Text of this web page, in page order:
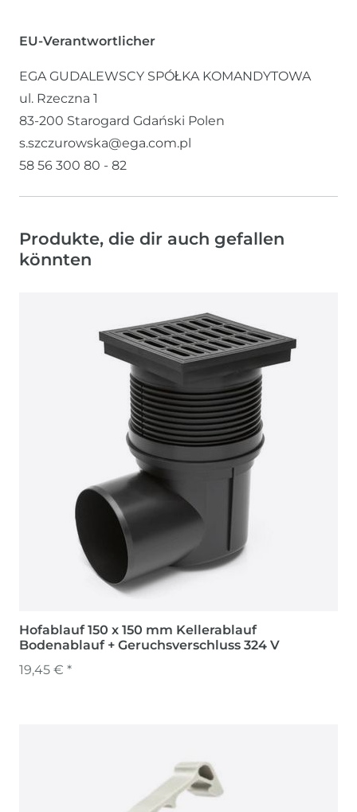
EU-Verantwortlicher
EGA GUDALEWSCY SPÓŁKA KOMANDYTOWA
ul. Rzeczna 1
83-200 Starogard Gdański Polen
s.szczurowska@ega.com.pl
58 56 300 80 - 82
Produkte, die dir auch gefallen
könnten
Hofablauf 150 x 150 mm Kellerablauf
Bodenablauf + Geruchsverschluss 324 V
19,45 € *